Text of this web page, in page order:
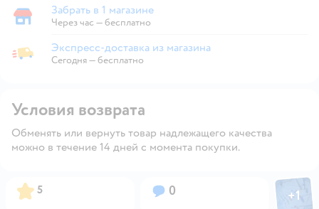
Забрать в магазине
Забрать в 1 магазине
Через час — бесплатно
Экспресс-доставка из магазина
Экспресс-доставка из магазина
Сегодня—бесплатно
Условия возврата
Обменять или вернуть товар надлежащего качества
можно в течение 14 дней с момента покупки.
Рейтинг:
5 Вопросов:
0 Фото
+1